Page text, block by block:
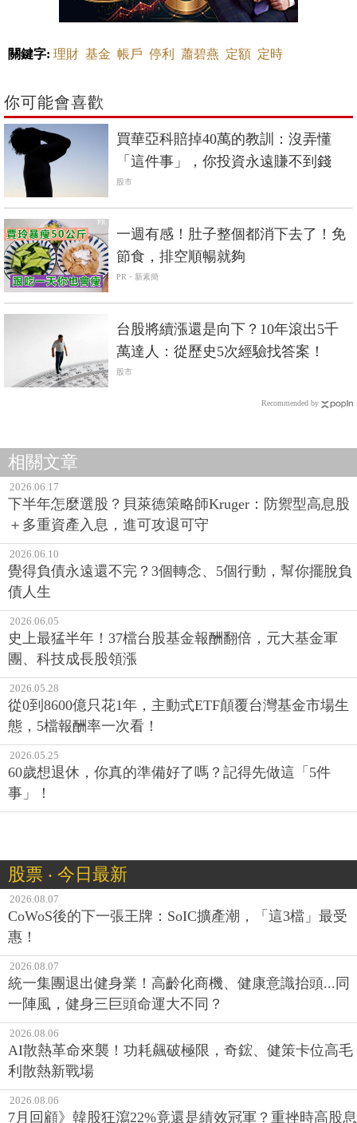
關鍵字: 理財 基金 帳戶 停利 蕭碧燕 定額 定時
你可能會喜歡
買華亞科賠掉40萬的教訓：沒弄懂
「這件事」，你投資永遠賺不到錢
股市
PR
一週有感！肚子整個都消下去了！免
節食，排空順暢就夠
PR・新素簡
台股將續漲還是向下？10年滾出5千
萬達人：從歷史5次經驗找答案！
股市
Recommended by
相關文章
2026.06.17
下半年怎麼選股？貝萊德策略師Kruger：防禦型高息股
＋多重資產入息，進可攻退可守
2026.06.10
覺得負債永遠還不完？3個轉念、5個行動，幫你擺脫負
債人生
2026.06.05
史上最猛半年！37檔台股基金報酬翻倍，元大基金軍
團、科技成長股領漲
2026.05.28
從0到8600億只花1年，主動式ETF顛覆台灣基金市場生
態，5檔報酬率一次看！
2026.05.25
60歲想退休，你真的準備好了嗎？記得先做這「5件
事」！
股票 ‧ 今日最新
2026.08.07
CoWoS後的下一張王牌：SoIC擴產潮，「這3檔」最受
惠！
2026.08.07
統一集團退出健身業！高齡化商機、健康意識抬頭...同
一陣風，健身三巨頭命運大不同？
2026.08.06
AI散熱革命來襲！功耗飆破極限，奇鋐、健策卡位高毛
利散熱新戰場
2026.08.06
7月回顧》韓股狂瀉22%竟還是績效冠軍？重挫時高股息